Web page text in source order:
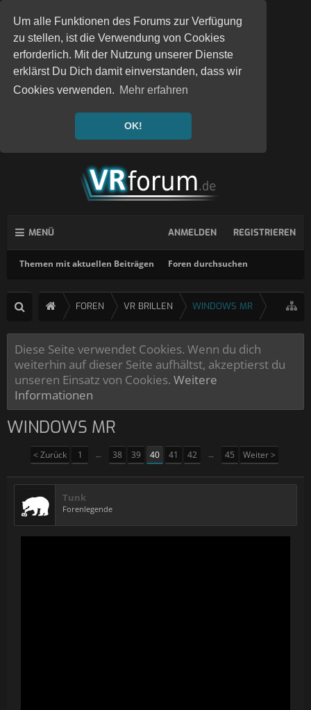
Um alle Funktionen des Forums zur Verfügung
zu stellen, ist die Verwendung von Cookies
erforderlich. Mit der Nutzung unserer Dienste
erklärst Du Dich damit einverstanden, dass wir
Cookies verwenden. Mehr erfahren
OK!
MENÜ
Themen mit aktuellen Beiträgen Foren durchsuchen
ANMELDEN REGISTRIEREN
FOREN VR BRILLEN WINDOWS MR
Diese Seite verwendet Cookies. Wenn du dich
weiterhin auf dieser Seite aufhältst, akzeptierst du
unseren Einsatz von Cookies. Weitere
Informationen
WINDOWS MR
< Zurück 1 ← 38 39 40 41 42 → 45 Weiter >
Tunk
Forenlegende